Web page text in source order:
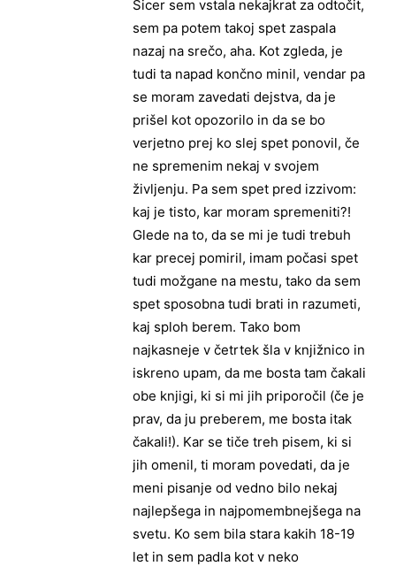
Sicer sem vstala nekajkrat za odtočit,
sem pa potem takoj spet zaspala
nazaj na srečo, aha. Kot zgleda, je
tudi ta napad končno minil, vendar pa
se moram zavedati dejstva, da je
prišel kot opozorilo in da se bo
verjetno prej ko slej spet ponovil, če
ne spremenim nekaj v svojem
življenju. Pa sem spet pred izzivom:
kaj je tisto, kar moram spremeniti?!
Glede na to, da se mi je tudi trebuh
kar precej pomiril, imam počasi spet
tudi možgane na mestu, tako da sem
spet sposobna tudi brati in razumeti,
kaj sploh berem. Tako bom
najkasneje v četrtek šla v knjižnico in
iskreno upam, da me bosta tam čakali
obe knjigi, ki si mi jih priporočil (če je
prav, da ju preberem, me bosta itak
čakali!). Kar se tiče treh pisem, ki si
jih omenil, ti moram povedati, da je
meni pisanje od vedno bilo nekaj
najlepšega in najpomembnejšega na
svetu. Ko sem bila stara kakih 18-19
let in sem padla kot v neko